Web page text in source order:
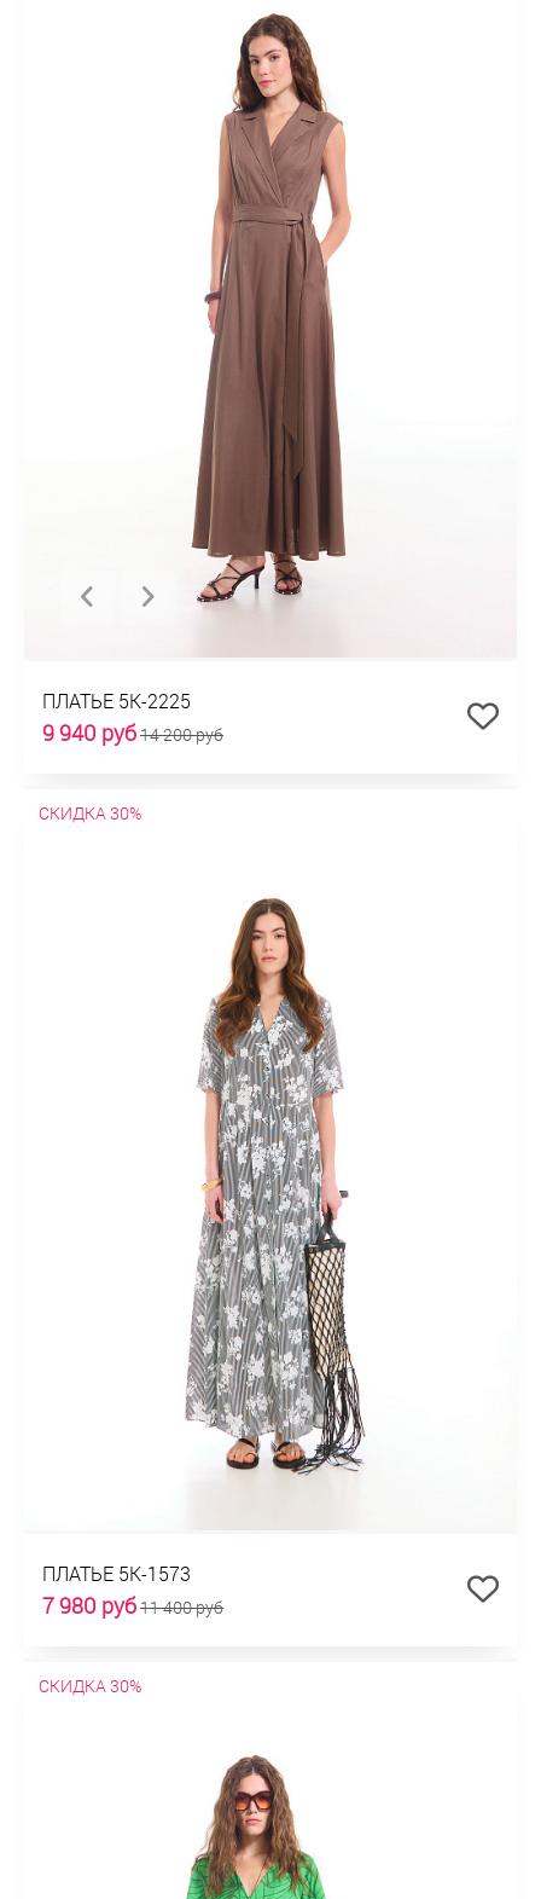
ПЛАТЬЕ 5К-2225
9 940 руб14 200 руб
СКИДКА 30%
ПЛАТЬЕ 5К-1573
7 980 руб11 400 руб
СКИДКА 30%